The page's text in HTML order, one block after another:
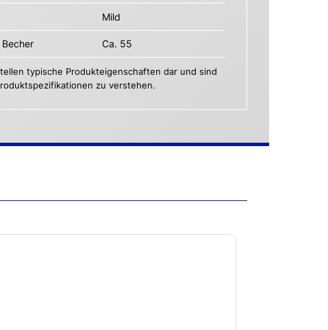
Mild
Ca. 55
typische Produkteigenschaften dar und sind
zu verstehen.